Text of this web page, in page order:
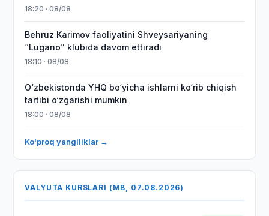
18:20 · 08/08
Behruz Karimov faoliyatini Shveysariyaning
“Lugano” klubida davom ettiradi
18:10 · 08/08
O‘zbekistonda YHQ bo‘yicha ishlarni ko‘rib chiqish
tartibi o‘zgarishi mumkin
18:00 · 08/08
Ko'proq yangiliklar →
VALYUTA KURSLARI (MB, 07.08.2026)